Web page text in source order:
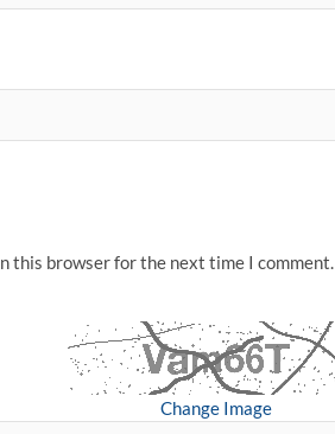
this browser for the next time I comment.
Change Image